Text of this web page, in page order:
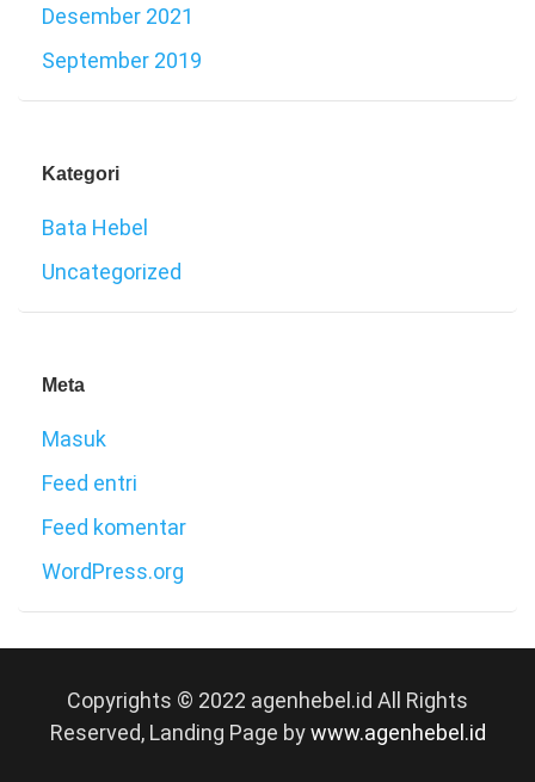
Desember 2021
September 2019
Kategori
Bata Hebel
Uncategorized
Meta
Masuk
Feed entri
Feed komentar
WordPress.org
Copyrights © 2022 agenhebel.id All Rights
Reserved, Landing Page bywww.agenhebel.id